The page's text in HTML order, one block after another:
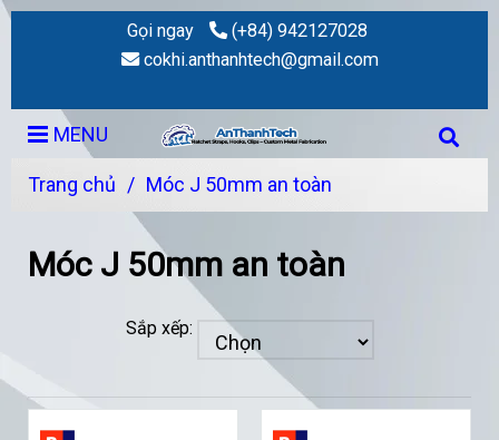
Gọi ngay
(+84) 942127028
cokhi.anthanhtech@gmail.com
MENU
Trang chủ / Móc J 50mm an toàn
Móc J 50mm an toàn
Sắp xếp: